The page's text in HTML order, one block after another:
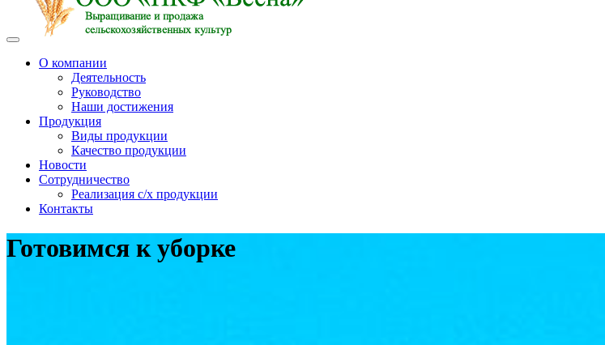
О компании
Деятельность
Руководство
Наши достижения
Продукция
Виды продукции
Качество продукции
Новости
Сотрудничество
Реализация с/х продукции
Контакты
Готовимся к уборке